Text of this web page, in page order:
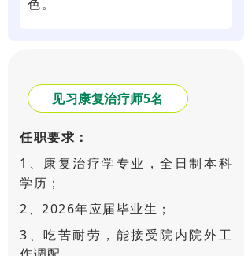
色。
见习康复治疗师5名
任职要求：
1、康复治疗学专业，全日制本科
学历；
2、2026年应届毕业生；
3、吃苦耐劳，能接受院内院外工